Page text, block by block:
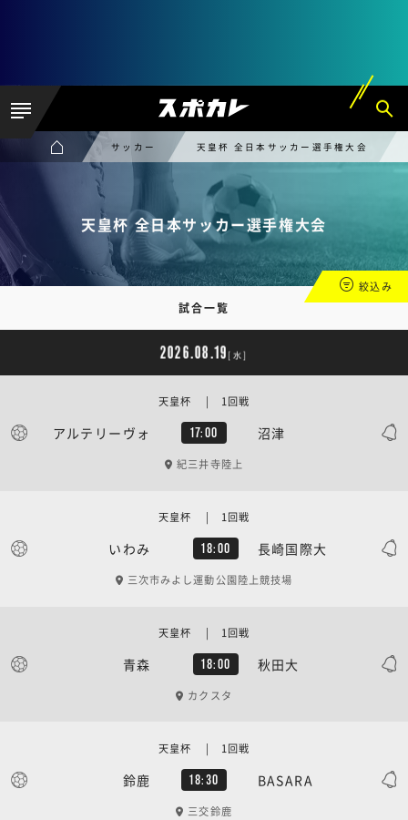
サッカー 天皇杯 全日本サッカー選手権大会
天皇杯 全日本サッカー選手権大会
試合一覧
絞込み
2026.08.19 [水]
アルテリーヴォ 17:00 沼津
天皇杯 | 1回戦
紀三井寺陸上
いわみ 18:00 長崎国際大
天皇杯 | 1回戦
三次市みよし運動公園陸上競技場
青森 18:00 秋田大
天皇杯 | 1回戦
カクスタ
鈴鹿 18:30 BASARA
天皇杯 | 1回戦
三交鈴鹿